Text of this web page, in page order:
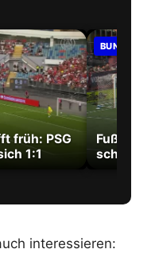
früh: PSG
1:1
Fußball
schießt
interessieren: